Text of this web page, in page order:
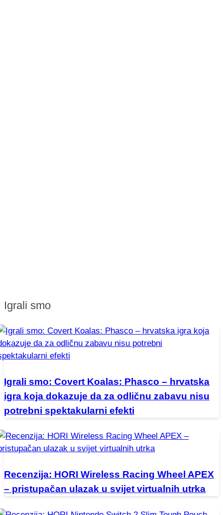
Igrali smo
Igrali smo: Covert Koalas: Phasco – hrvatska
igra koja dokazuje da za odličnu zabavu nisu
potrebni spektakularni efekti
Recenzija: HORI Wireless Racing Wheel APEX
– pristupačan ulazak u svijet virtualnih utrka